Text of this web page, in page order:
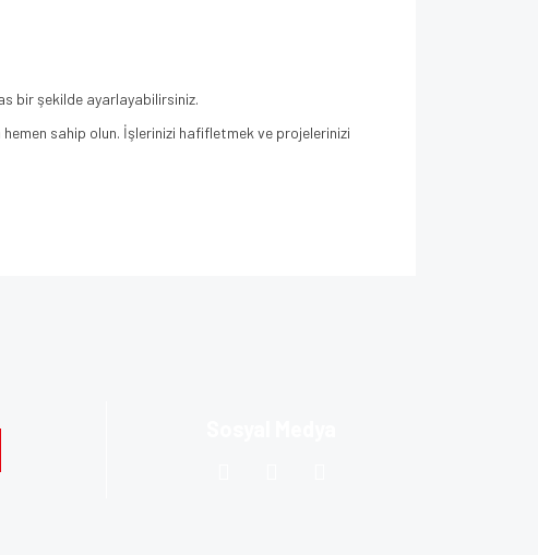
bir şekilde ayarlayabilirsiniz.
hemen sahip olun. İşlerinizi hafifletmek ve projelerinizi